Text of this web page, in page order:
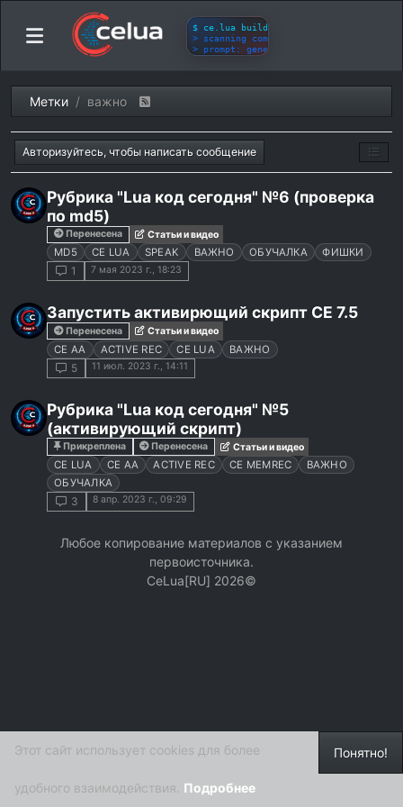
Метки важно
Авторизуйтесь, чтобы написать сообщение
Рубрика "Lua код сегодня" №6 (проверка
по md5)
Перенесена Статьи и видео
MD5 CE LUA SPEAK ВАЖНО ОБУЧАЛКА ФИШКИ
1 7 мая 2023 г., 18:23
Запустить активирющий скрипт CE 7.5
Перенесена Статьи и видео
CE AA ACTIVE REC CE LUA ВАЖНО
5 11 июл. 2023 г., 14:11
Рубрика "Lua код сегодня" №5
(активирующий скрипт)
Прикреплена Перенесена Статьи и видео
CE LUA CE AA ACTIVE REC CE MEMREC
ВАЖНО
ОБУЧАЛКА
3 8 апр. 2023 г., 09:29
Любое копирование материалов с указанием
первоисточника.
СeLua[RU] 2026©
Понятно!
Этот сайт использует cookies для более
удобного взаимодействия. Подробнее